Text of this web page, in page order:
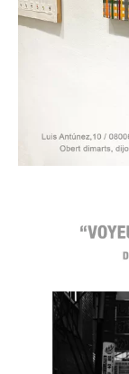
OBRA
al 20/05/